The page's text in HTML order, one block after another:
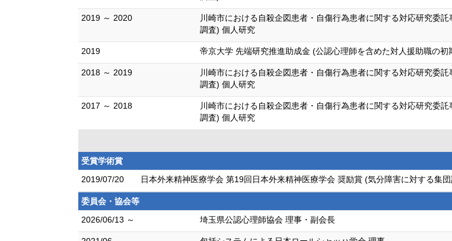
2019 ～ 2020
川崎市における自殺企図患者・自傷行為患者に関する対応研究委
調査) 個人研究
2019 帝京大学 先端研究推進助成金 (公認心理師を含めた対人援助職の
2018 ～ 2019
川崎市における自殺企図患者・自傷行為患者に関する対応研究委
調査) 個人研究
2017 ～ 2018
川崎市における自殺企図患者・自傷行為患者に関する対応研究委
調査) 個人研究
受賞学術賞
2019/07/20
日本外来精神医療学会 第19回日本外来精神医療学会 奨励賞 (気分障害に対する集
委員会・協会等
2026/06/13 ～
埼玉県公認心理師協会 理事・副会長